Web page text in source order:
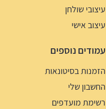
עיצובי שולחן
עיצוב אישי
עמודים נוספים
הזמנות בסיטונאות
החשבון שלי
רשימת מועדפים